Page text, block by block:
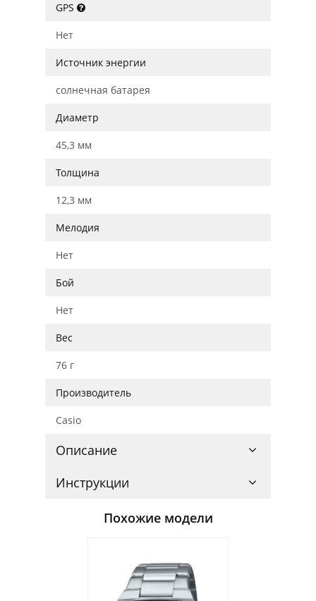
GPS
Нет
Источник энергии
солнечная батарея
Диаметр
45,3 мм
Толщина
12,3 мм
Мелодия
Нет
Бой
Нет
Вес
76 г
Производитель
Casio
Описание
Инструкции
Похожие модели